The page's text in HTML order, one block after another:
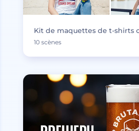
Kit de maquettes de t-shirts
10 scènes